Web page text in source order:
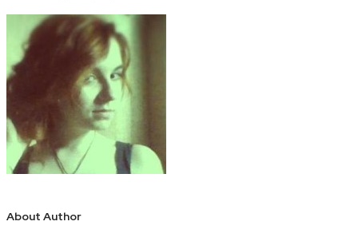
About Author